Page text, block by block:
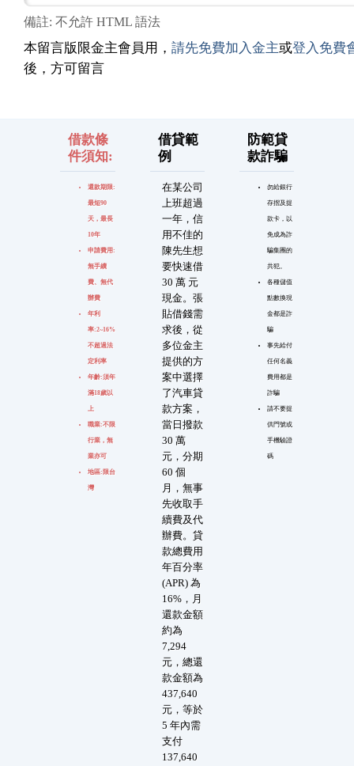
備註: 不允許 HTML 語法
本留言版限金主會員用， 請先免費加入金主或登入免費
後，方可留言
借款條
件須知:
還款期限:
最短90
天，最長
10年
申請費用:
無手續
費、無代
辦費
年利
率:2~16%
不超過法
定利率
年齡:須年
滿18歲以
上
職業:不限
行業，無
業亦可
地區:限台
灣
借貸範
例
在某公司
上班超過
一年，信
用不佳的
陳先生想
要快速借
30 萬 元
現金。張
貼借錢需
求後，從
多位金主
提供的方
案中選擇
了汽車貸
款方案，
當日撥款
30 萬
元，分期
60 個
月，無事
先收取手
續費及代
辦費。貸
款總費用
年百分率
(APR) 為
16%，月
還款金額
約為
7,294
元，總還
款金額為
437,640
元，等於
5 年內需
支付
137,640
防範貸
款詐騙
勿給銀行
存摺及提
款卡，以
免成為詐
騙集團的
共犯。
各種儲值
點數換現
金都是詐
騙
事先給付
任何名義
費用都是
詐騙
請不要提
供門號或
手機驗證
碼